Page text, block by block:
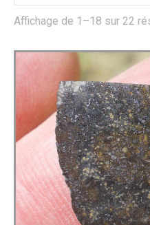
Affichage de 1–18 sur 22